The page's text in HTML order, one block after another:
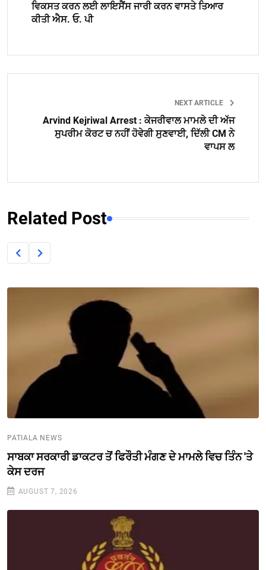
ਵਿਕਸਤ ਕਰਨ ਲਈ ਲਾਇਸੈਂਸ ਜਾਰੀ ਕਰਨ ਵਾਸਤੇ ਤਿਆਰ
ਕੀਤੀ ਐਸ. ਓ. ਪੀ
NEXT ARTICLE
Arvind Kejriwal Arrest : ਕੇਜਰੀਵਾਲ ਮਾਮਲੇ ਦੀ ਅੱਜ
ਸੁਪਰੀਮ ਕੋਰਟ ਚ ਨਹੀਂ ਹੋਵੇਗੀ ਸੁਣਵਾਈ, ਦਿੱਲੀ CM ਨੇ
ਵਾਪਸ ਲ
Related Post
PATIALA NEWS
ਸਾਬਕਾ ਸਰਕਾਰੀ ਡਾਕਟਰ ਤੋਂ ਫਿਰੌਤੀ ਮੰਗਣ ਦੇ ਮਾਮਲੇ ਵਿਚ ਤਿੰਨ 'ਤੇ
ਕੇਸ ਦਰਜ
AUGUST 7, 2026